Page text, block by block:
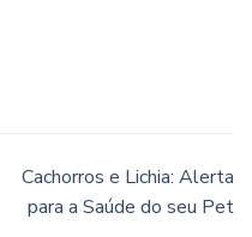
Cachorros e Lichia: Alerta
para a Saúde do seu Pet